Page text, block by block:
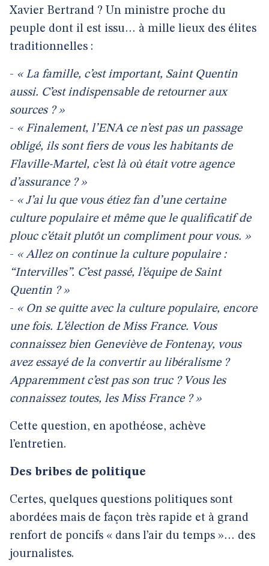
Xavier Bertrand ? Un ministre proche du
peuple dont il est issu… à mille lieux des élites
traditionnelles :
- « La famille, c’est important, Saint Quentin
aussi. C’est indispensable de retourner aux
sources ? »
- « Finalement, l’ENA ce n’est pas un passage
obligé, ils sont fiers de vous les habitants de
Flaville-Martel, c’est là où était votre agence
d’assurance ? »
- « J’ai lu que vous étiez fan d’une certaine
culture populaire et même que le qualificatif de
plouc c’était plutôt un compliment pour vous. »
- « Allez on continue la culture populaire :
“Intervilles”. C’est passé, l’équipe de Saint
Quentin ? »
- « On se quitte avec la culture populaire, encore
une fois. L’élection de Miss France. Vous
connaissez bien Geneviève de Fontenay, vous
avez essayé de la convertir au libéralisme ?
Apparemment c’est pas son truc ? Vous les
connaissez toutes, les Miss France ? »
Cette question, en apothéose, achève
l’entretien.
Des bribes de politique
Certes, quelques questions politiques sont
abordées mais de façon très rapide et à grand
renfort de poncifs « dans l’air du temps »… des
journalistes.